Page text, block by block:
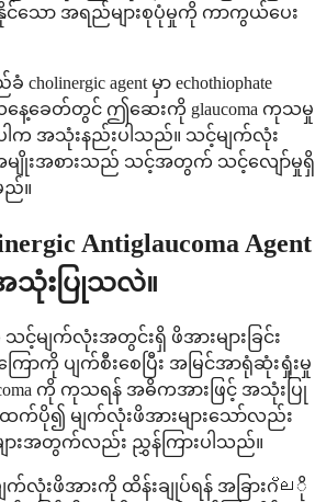
င်သော အရည်များစုပုံမှုကို ကာကွယ်ပေး
agent မှာ echothiophate
နေ့ခေတ်တွင် ဤဆေးကို glaucoma ကုသမှု
ါက အသုံးနည်းပါသည်။ သင့်မျက်လုံး
ျိုးအစားသည် သင့်အတွက် သင့်လျော်မှုရှိ
ည်။
Antiglaucoma Agent
းပြုသလဲ။
င့်မျက်လုံးအတွင်းရှိ ဖိအားများခြင်း
ောကို ပျက်စီးစေပြီး အမြင်အာရုံဆုံးရှုံးမှု
ကို ကုသရန် အဓိကအားဖြင့် အသုံးပြု
က်ပို၍ မျက်လုံးဖိအားများသော်လည်း
များအတွက်လည်း ညွှန်ကြားပါသည်။
လုံးဖိအားကို ထိန်းချုပ်ရန် အခြားဂ്ലို